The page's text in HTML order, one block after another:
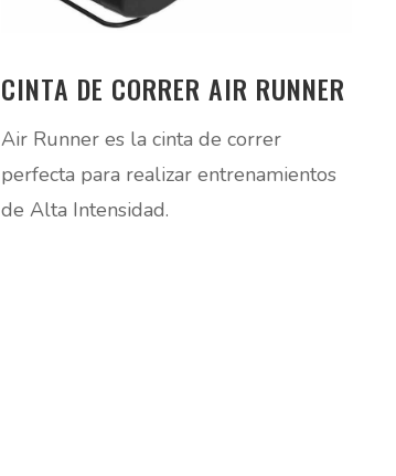
CINTA DE CORRER AIR RUNNER
Air Runner es la cinta de correr
perfecta para realizar entrenamientos
de Alta Intensidad.